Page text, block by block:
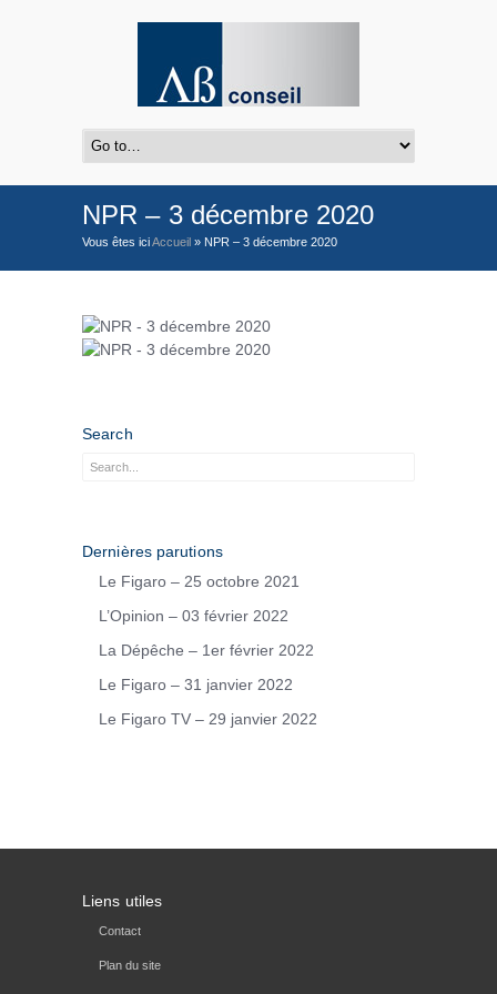
NPR – 3 décembre 2020
Vous êtes iciAccueil » NPR – 3 décembre 2020
Search
Dernières parutions
Le Figaro – 25 octobre 2021
L’Opinion – 03 février 2022
La Dépêche – 1er février 2022
Le Figaro – 31 janvier 2022
Le Figaro TV – 29 janvier 2022
Liens utiles
Contact
Plan du site